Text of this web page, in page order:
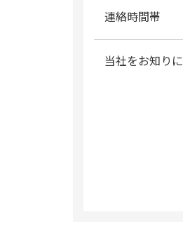
連絡時間帯
当社をお知り